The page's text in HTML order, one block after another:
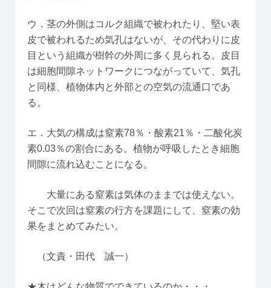
ウ．茎の外側はコルク組織で被われたり、堅い表
皮で被われるため気孔はないが、その代わりに皮
目という組織が樹幹の外周に多く見られる。皮目
は細胞間隙ネットワークにつながっていて、気孔
と同様、植物体内と外部との空気の流通口であ
る。
エ．大気の構成は窒素78％・酸素21％・二酸化炭
素0.03％の割合にある。植物が呼吸したとき細胞
間隙に流れ込むことになる。
大量にある窒素は気体のままでは使えない。
そこで次回は窒素の行方を課題にして、窒素の効
果をまとめてみたい。
（文責・田代 誠一）